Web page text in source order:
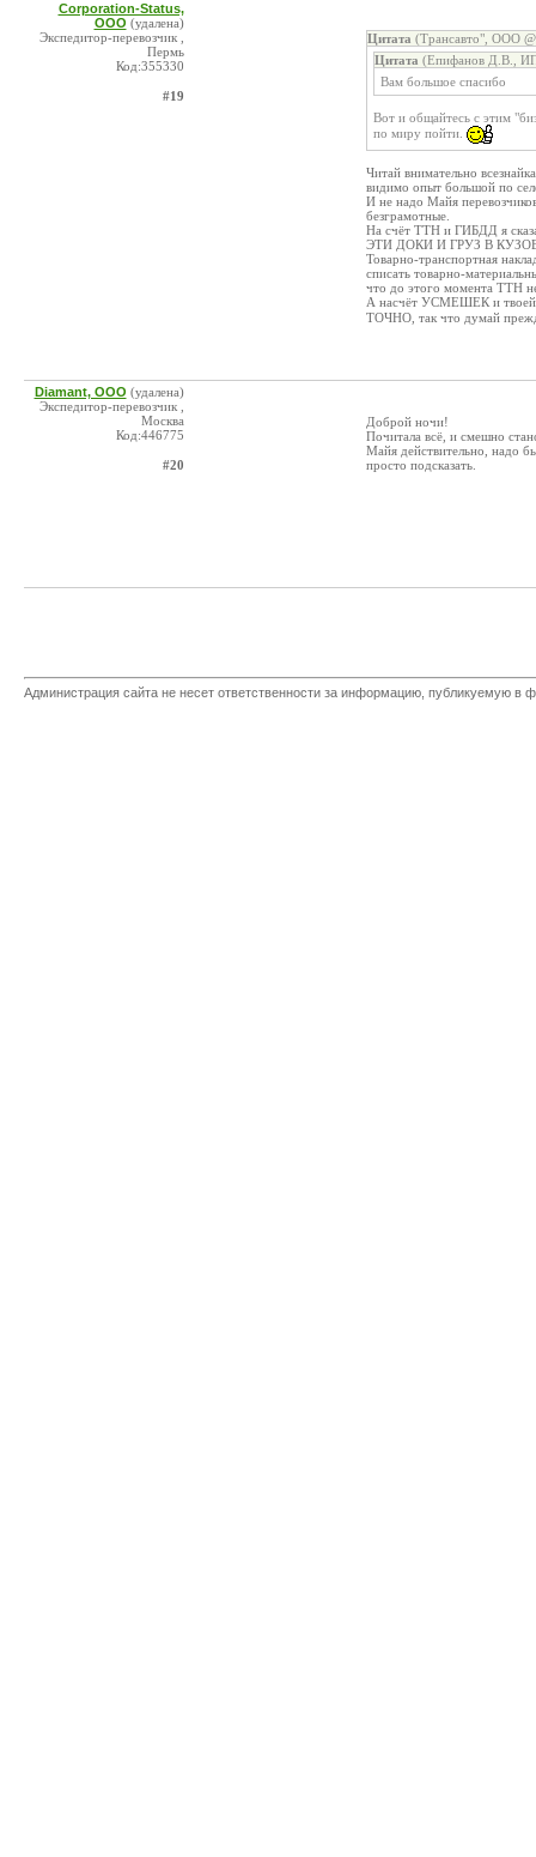
Corporation-Status,
ООО (удалена)
Экспедитор-перевозчик ,
Пермь
Код:355330
#19
Цитата (Трансавто", ООО
Цитата (Епифанов Д.В.,
Вам большое спасибо
Вот и общайтесь с этим
по миру пойти.
Читай внимательно
видимо опыт большой по
И не надо Майя
безграмотные.
На счёт ТТН и ГИБДД я
ЭТИ ДОКИ И ГРУЗ В
Товарно-транспортная
списать товарно-
что до этого момента ТТН
А насчёт УСМЕШЕК и
ТОЧНО, так что думай
Diamant, ООО (удалена)
Экспедитор-перевозчик ,
Москва
Код:446775
#20
Доброй ночи!
Почитала всё, и смешно
Майя действительно, надо
просто подсказать.
Администрация сайта не несет ответственности за информацию, публикуемую